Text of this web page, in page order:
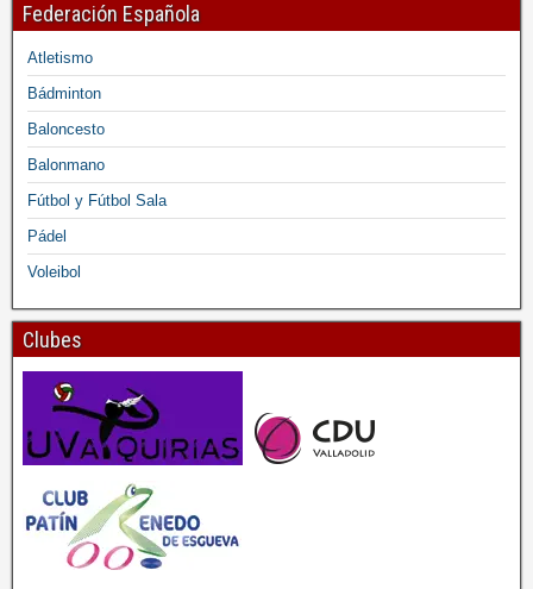
Federación Española
Atletismo
Bádminton
Baloncesto
Balonmano
Fútbol y Fútbol Sala
Pádel
Voleibol
Clubes